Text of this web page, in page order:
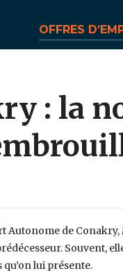
OFFRES
: la
Autonome de
Souvent,
lui présente.